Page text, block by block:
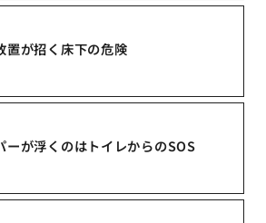
置が招く床下の危険
ーが浮くのはトイレからのSOS